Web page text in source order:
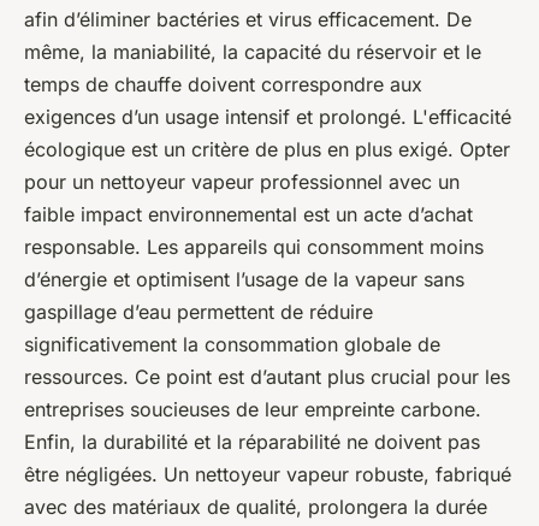
afin d’éliminer bactéries et virus efficacement. De
même, la maniabilité, la capacité du réservoir et le
temps de chauffe doivent correspondre aux
exigences d’un usage intensif et prolongé. L'efficacité
écologique est un critère de plus en plus exigé. Opter
pour un nettoyeur vapeur professionnel avec un
faible impact environnemental est un acte d’achat
responsable. Les appareils qui consomment moins
d’énergie et optimisent l’usage de la vapeur sans
gaspillage d’eau permettent de réduire
significativement la consommation globale de
ressources. Ce point est d’autant plus crucial pour les
entreprises soucieuses de leur empreinte carbone.
Enfin, la durabilité et la réparabilité ne doivent pas
être négligées. Un nettoyeur vapeur robuste, fabriqué
avec des matériaux de qualité, prolongera la durée